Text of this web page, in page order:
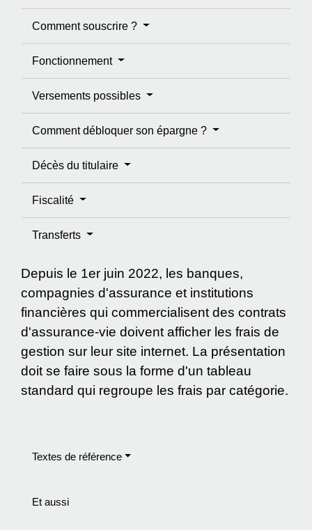
Comment souscrire ?
Fonctionnement
Versements possibles
Comment débloquer son épargne ?
Décès du titulaire
Fiscalité
Transferts
Depuis le 1er juin 2022, les banques,
compagnies d'assurance et institutions
financières qui commercialisent des contrats
d'assurance-vie doivent afficher les frais de
gestion sur leur site internet. La présentation
doit se faire sous la forme d'un tableau
standard qui regroupe les frais par catégorie.
Textes de référence
Et aussi